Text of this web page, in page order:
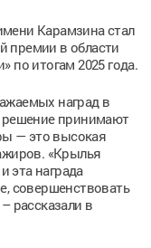
Карамзина стал
премии в области
по итогам 2025 года.
наград в
решение принимают
— это высокая
«Крылья
эта награда
совершенствовать
рассказали в